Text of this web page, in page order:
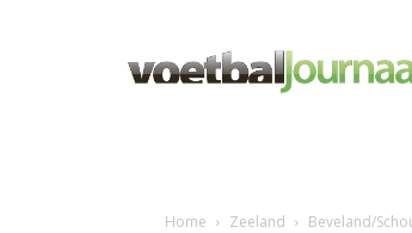
Home Zeeland Beveland/